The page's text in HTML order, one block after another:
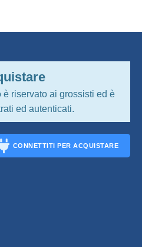
è riservato ai grossisti ed è
ed autenticati.
CONNETTITI PER ACQUISTARE